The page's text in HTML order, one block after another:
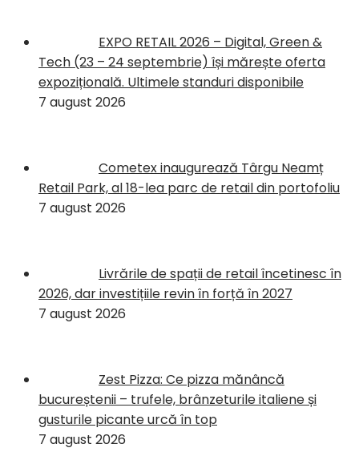
EXPO RETAIL 2026 – Digital, Green &
Tech (23 – 24 septembrie) își mărește oferta
expozițională. Ultimele standuri disponibile
7 august 2026
Cometex inaugurează Târgu Neamț
Retail Park, al 18-lea parc de retail din portofoliu
7 august 2026
Livrările de spații de retail încetinesc în
2026, dar investițiile revin în forță în 2027
7 august 2026
Zest Pizza: Ce pizza mănâncă
bucureștenii – trufele, brânzeturile italiene și
gusturile picante urcă în top
7 august 2026